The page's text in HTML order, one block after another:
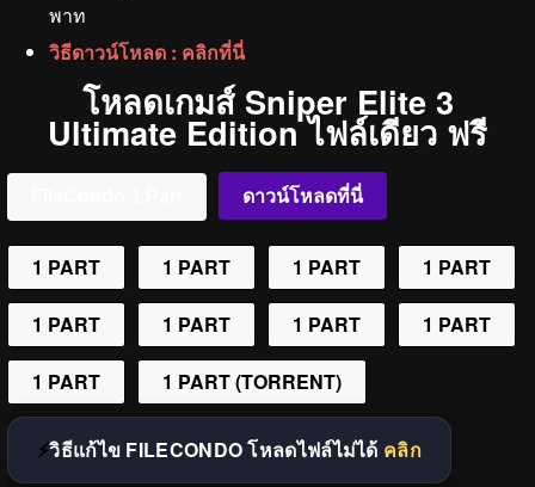
พาท
วิธีดาวน์โหลด : คลิกที่นี่
โหลดเกมส์ Sniper Elite 3
Ultimate Edition ไฟล์เดียว ฟรี
ดาวน์โหลดที่นี่
1 PART 1 PART 1 PART 1 PART
1 PART 1 PART 1 PART 1 PART
1 PART 1 PART (TORRENT)
วิธีแก้ไข FILECONDO โหลดไฟล์ไม่ได้ คลิก